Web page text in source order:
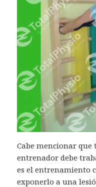
Cabe mencionar
entrenador debe
es el entrenamiento
exponerlo a una